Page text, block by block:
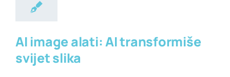
AI image alati: AI transformiše
svijet slika